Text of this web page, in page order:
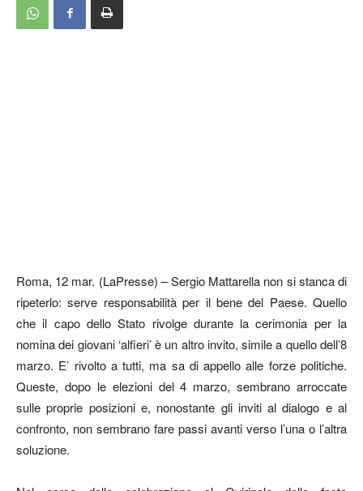
Roma, 12 mar. (LaPresse) – Sergio Mattarella non si stanca di
ripeterlo: serve responsabilità per il bene del Paese. Quello
che il capo dello Stato rivolge durante la cerimonia per la
nomina dei giovani ‘alfieri’ è un altro invito, simile a quello dell’8
marzo. E’ rivolto a tutti, ma sa di appello alle forze politiche.
Queste, dopo le elezioni del 4 marzo, sembrano arroccate
sulle proprie posizioni e, nonostante gli inviti al dialogo e al
confronto, non sembrano fare passi avanti verso l’una o l’altra
soluzione.